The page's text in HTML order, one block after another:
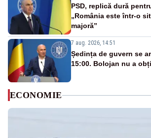
PSD, replică dură
„România este într-o
majoră”
7 aug. 2026, 14:51
Ședința de guvern se
15:00. Bolojan nu a
ECONOMIE